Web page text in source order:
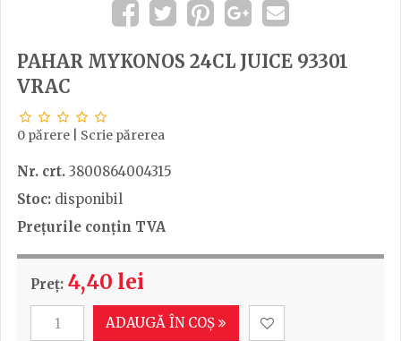
PAHAR MYKONOS 24CL JUICE 93301
VRAC
0 părere Scrie părerea
Nr. crt. 3800864004315
Stoc: disponibil
Prețurile conțin TVA
Preț: 4,40 lei
ADAUGĂ ÎN COȘ